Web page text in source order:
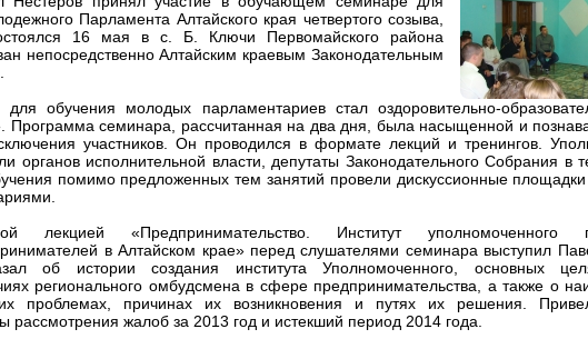
Парламента Алтайского края четвертого созыва,
16 мая в с. Б. Ключи Первомайского района
непосредственно Алтайским краевым Законодательным
обучения молодых парламентариев стал оздоровительно-
Программа семинара, рассчитанная на два дня, была насыщенной и
участников. Он проводился в формате лекций и тренингов.
органов исполнительной власти, депутаты Законодательного Собрания в
помимо предложенных тем занятий провели дискуссионные
лекцией «Предпринимательство. Институт
в Алтайском крае» перед слушателями семинара выступил
об истории создания института Уполномоченного, основных
регионального омбудсмена в сфере предпринимательства, а также о
проблемах, причинах их возникновения и путях их решения. Привел
рассмотрения жалоб за 2013 год и истекший период 2014 года.